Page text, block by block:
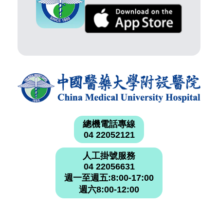
總機電話專線
04 22052121
人工掛號服務
04 22056631
週一至週五:8:00-17:00
週六8:00-12:00